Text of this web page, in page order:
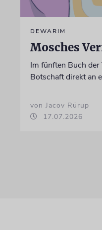
DEWARIM
Mosches
Im fünften Buch
Botschaft direkt an
von Jacov Rürup
17.07.2026